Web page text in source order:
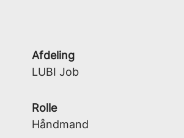
Afdeling
LUBI Job
Rolle
Håndmand